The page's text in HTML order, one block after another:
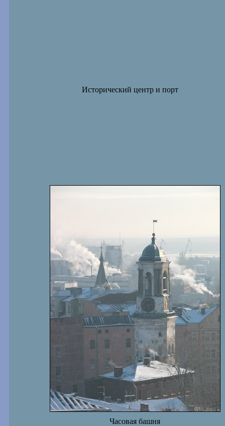
Исторический центр и порт
Часовая башня